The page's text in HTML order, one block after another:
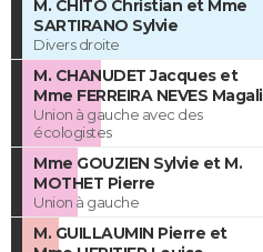
M. CHITO Christian et Mme
SARTIRANO Sylvie
Divers droite
M. CHANUDET Jacques et
Mme FERREIRA NEVES Magali
Union à gauche avec des
écologistes
Mme GOUZIEN Sylvie et M.
MOTHET Pierre
Union à gauche
M. GUILLAUMIN Pierre et